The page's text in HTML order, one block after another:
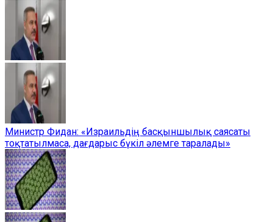
Министр Фидан: «Израильдің басқыншылық саясаты
тоқтатылмаса, дағдарыс бүкіл әлемге таралады»